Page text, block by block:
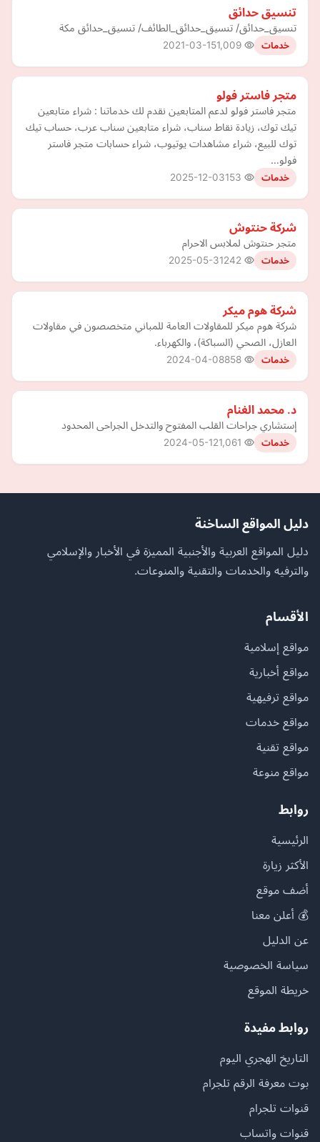
تنسيق حدائق
تنسيق_حدائق/ تنسيق_حدائق_الطائف/ تنسيق_حدائق مكة
خدمات 2021-03-15
متجر فاستر فولو
متجر فاستر فولو لدعم المتابعين نقدم لك خدماتنا : شراء متابعين
تيك توك، زيادة نقاط سناب، شراء متابعين سناب عرب، حساب تيك
توك للبيع، شراء مشاهدات يوتيوب، شراء حسابات متجر فاستر
فولو…
خدمات 2025-12-03
شركة حنتوش
متجر حنتوش لملابس الاحرام
خدمات 2025-05-31
شركة هوم ميكر
شركة هوم ميكر للمقاولات العامة للمباني متخصصون في مقاولات
العازل، الصحي (السباكة)، والكهرباء.
خدمات 2024-04-08
د. محمد الغنام
إستشاري جراحات القلب المفتوح والتدخل الجراحى المحدود
خدمات 2024-05-12
دليل المواقع الساخنة
دليل المواقع العربية والأجنبية المميزة في الأخبار والإسلامي
والترفيه والخدمات والتقنية والمنوعات.
الأقسام
مواقع إسلامية
مواقع أخبارية
مواقع ترفيهية
مواقع خدمات
مواقع تقنية
مواقع منوعة
روابط
الرئيسية
الأكثر زيارة
أضف موقع
💰 أعلن معنا
عن الدليل
سياسة الخصوصية
خريطة الموقع
روابط مفيدة
التاريخ الهجري اليوم
بوت معرفة الرقم تلجرام
قنوات تلجرام
قنوات واتساب